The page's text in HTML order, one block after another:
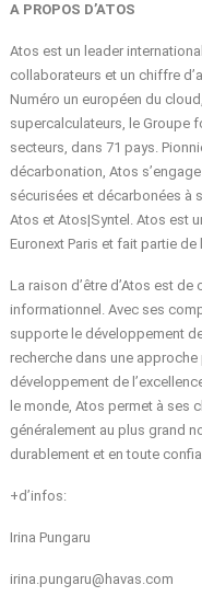
A PROPOS D’ATOS
Atos est un leader
collaborateurs et un chiffre
Numéro un européen du
supercalculateurs, le Groupe
secteurs, dans 71 pays.
décarbonation, Atos
sécurisées et décarbonées à
Atos et Atos|Syntel. Atos est
Euronext Paris et fait partie de
La raison d’être d’Atos est de
informationnel. Avec ses
supporte le développement
recherche dans une
développement de
le monde, Atos permet à ses
généralement au plus grand
durablement et en toute
+d’infos:
Irina Pungaru
irina.pungaru@havas.com